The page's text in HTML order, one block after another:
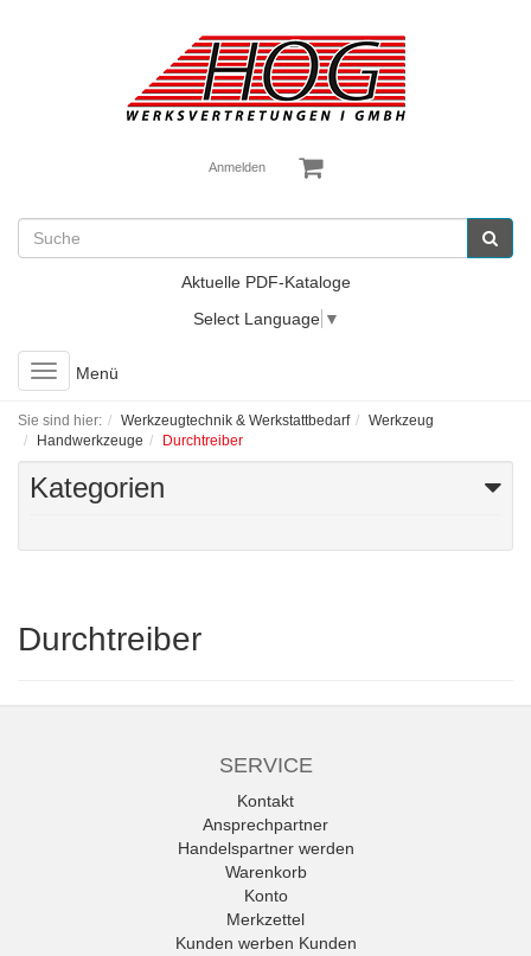
Anmelden
Aktuelle PDF-Kataloge
Select Language ▼
Toggle
navigation
Menü
Sie sind hier: Werkzeugtechnik & Werkstattbedarf
Werkzeug
Handwerkzeuge
Durchtreiber
Kategorien
Durchtreiber
SERVICE
Kontakt
Ansprechpartner
Handelspartner werden
Warenkorb
Konto
Merkzettel
Kunden werben Kunden